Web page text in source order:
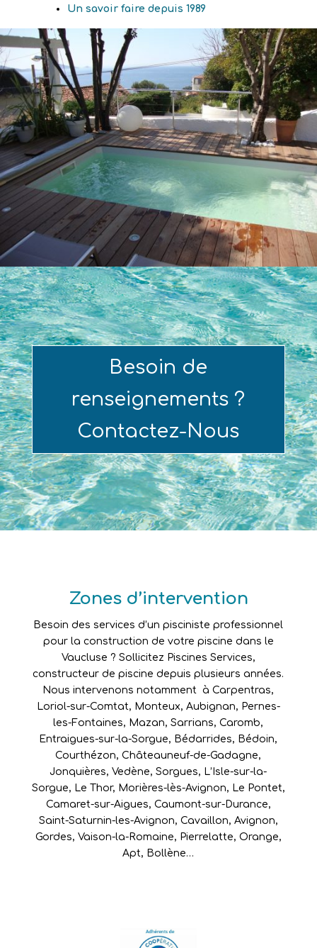
Un savoir faire depuis 1989
Besoin de
renseignements ?
Contactez-Nous
Zones d’intervention
Besoin des services d’un pisciniste professionnel
pour la construction de votre piscine dans le
Vaucluse ? Sollicitez Piscines Services,
constructeur de piscine depuis plusieurs années.
Nous intervenons notamment àCarpentras,
Loriol-sur-Comtat, Monteux, Aubignan, Pernes-
les-Fontaines, Mazan,Sarrians,Caromb,
Entraigues-sur-la-Sorgue, Bédarrides, Bédoin,
Courthézon,Châteauneuf-de-Gadagne,
Jonquières,Vedène,Sorgues, L’Isle-sur-la-
Sorgue, Le Thor, Morières-lès-Avignon, Le Pontet,
Camaret-sur-Aigues, Caumont-sur-Durance,
Saint-Saturnin-les-Avignon, Cavaillon, Avignon,
Gordes, Vaison-la-Romaine, Pierrelatte, Orange,
Apt, Bollène…